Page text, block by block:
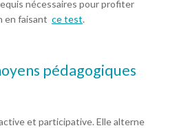
nécessaires pour profiter
en faisant ce test.
pédagogiques
et participative. Elle alterne